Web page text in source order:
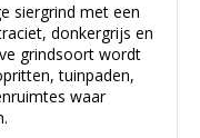
siergrind met een
donkergrijs en
grindsoort wordt
tuinpaden,
waar